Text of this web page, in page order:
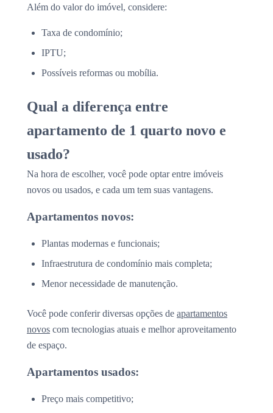
Além do valor do imóvel, considere:
Taxa de condomínio;
IPTU;
Possíveis reformas ou mobília.
Qual a diferença entre
apartamento de 1 quarto novo e
usado?
Na hora de escolher, você pode optar entre imóveis
novos ou usados, e cada um tem suas vantagens.
Apartamentos novos:
Plantas modernas e funcionais;
Infraestrutura de condomínio mais completa;
Menor necessidade de manutenção.
Você pode conferir diversas opções de apartamentos
novos com tecnologias atuais e melhor aproveitamento
de espaço.
Apartamentos usados:
Preço mais competitivo;